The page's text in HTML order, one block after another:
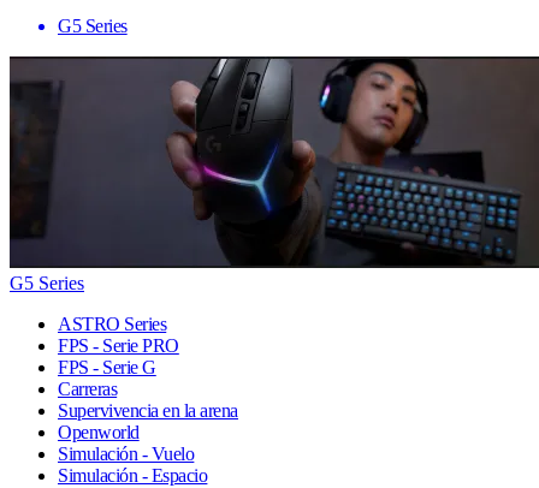
G5 Series
G5 Series
ASTRO Series
FPS - Serie PRO
FPS - Serie G
Carreras
Supervivencia en la arena
Openworld
Simulación - Vuelo
Simulación - Espacio